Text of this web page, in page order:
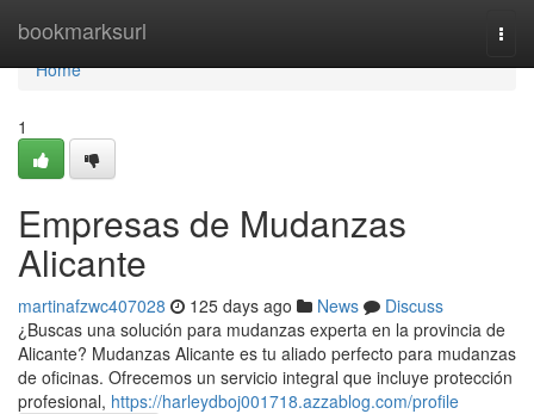
bookmarksurl
Home
Home
1
Empresas de Mudanzas
Alicante
martinafzwc407028 125 days ago News
Discuss
¿Buscas una solución para mudanzas experta en la provincia de
Alicante? Mudanzas Alicante es tu aliado perfecto para mudanzas
de oficinas. Ofrecemos un servicio integral que incluye protección
profesional, https://harleydboj001718.azzablog.com/profile